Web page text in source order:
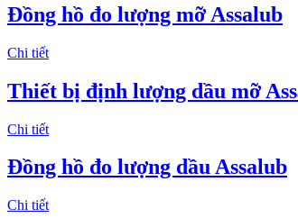
Đồng hồ đo lượng mỡ Assalub
Chi tiết
Thiết bị định lượng dầu mỡ
Chi tiết
Đồng hồ đo lượng dầu Assalub
Chi tiết